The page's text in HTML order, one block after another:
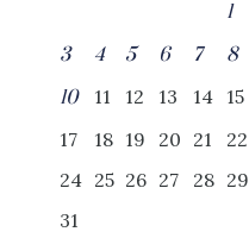
1
3
4 5 6 7 8
10
11 12 13 14 15
17
18 19 20 21 22
24 25 26 27 28 29
31